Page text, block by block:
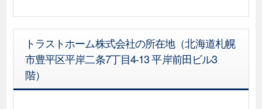
トラストホーム株式会社の所在地（北海道札幌
市豊平区平岸二条7丁目4-13 平岸前田ビル3
階）